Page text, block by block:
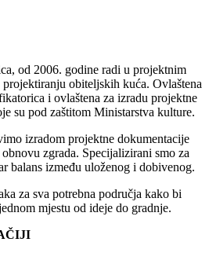
od 2006. godine radi u projektnim
obiteljskih kuća. Ovlaštena
i ovlaštena za izradu projektne
su pod zaštitom Ministarstva kulture.
izradom projektne dokumentacije
zgrada. Specijalizirani smo za
balans između uloženog i dobivenog.
za sva potrebna područja kako bi
mjestu od ideje do gradnje.